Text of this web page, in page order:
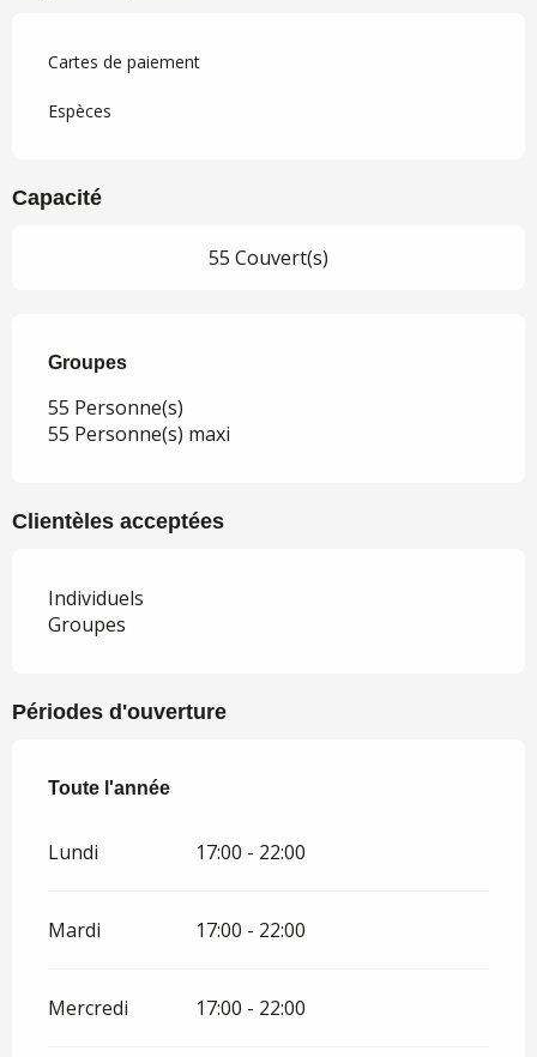
Cartes de paiement
Espèces
Capacité
55 Couvert(s)
Groupes
Groupes
55 Personne(s)
55 Personne(s) maxi
Clientèles acceptées
Individuels
Groupes
Périodes d'ouverture
Toute l'année
Toute l'année
Lundi 17:00 - 22:00
Mardi 17:00 - 22:00
Mercredi 17:00 - 22:00